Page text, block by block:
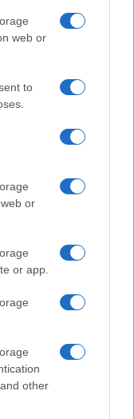
web or
to
or
or app.
other
intervento dei
a La
rena
a Olbia e in
bella anche dal
spaccio e degrado: